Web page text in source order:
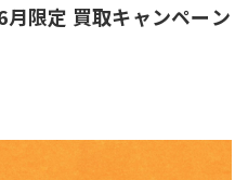
限定 買取キャンペーン